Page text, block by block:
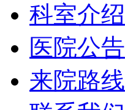
科室介绍
医院公告
来院路线